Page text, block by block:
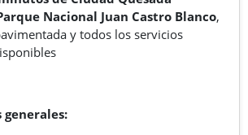
Nacional Juan Castro Blanco,
y todos los servicios